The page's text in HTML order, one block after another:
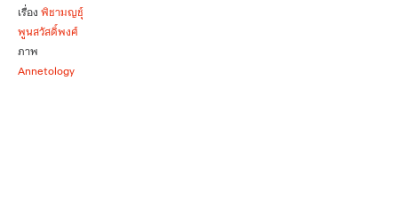
เรื่อง พิชามญชุ์
พูนสวัสดิ์พงศ์
ภาพ
Annetology